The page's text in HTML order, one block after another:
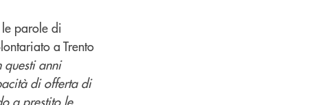
parole di
a Trento
questi anni
di offerta di
a prestito le